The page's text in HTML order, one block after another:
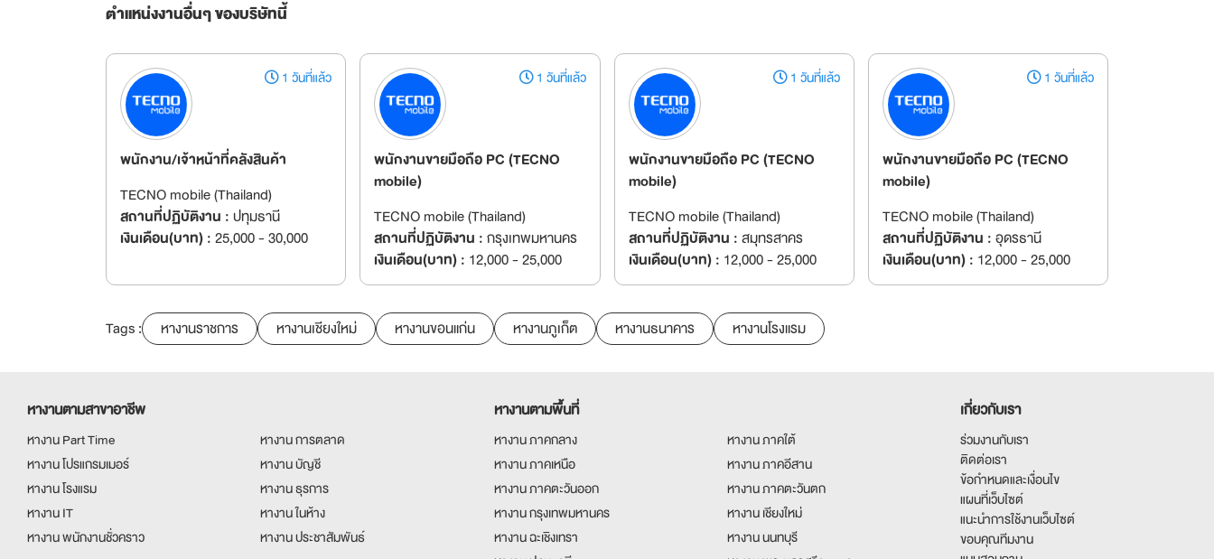
ตำแหน่งงานอื่นๆ ของบริษัทนี้
1 วันที่แล้ว
พนักงาน/เจ้าหน้าที่คลังสินค้า
TECNO mobile (Thailand)
สถานที่ปฏิบัติงาน :ปทุมธานี
เงินเดือน(บาท) :25,000 - 30,000
1 วันที่แล้ว
พนักงานขายมือถือ PC (TECNO
mobile)
TECNO mobile (Thailand)
สถานที่ปฏิบัติงาน :กรุงเทพมหานคร
เงินเดือน(บาท) : 12,000 - 25,000
1 วันที่แล้ว
พนักงานขายมือถือ PC (TECNO
mobile)
TECNO mobile (Thailand)
สถานที่ปฏิบัติงาน :สมุทรสาคร
เงินเดือน(บาท) : 12,000 - 25,000
1 วันที่แล้ว
พนักงานขายมือถือ PC (TECNO
mobile)
TECNO mobile (Thailand)
สถานที่ปฏิบัติงาน :อุดรธานี
เงินเดือน(บาท) : 12,000 - 25,000
Tags : หางานราชการ หางานเชียงใหม่ หางานขอนแก่น หางานภูเก็ต หางานธนาคาร หางานโรงแรม
หางานตามสาขาอาชีพ
หางาน Part Time
หางาน การตลาด
หางาน โปรแกรมเมอร์
หางาน บัญชี
หางาน โรงแรม
หางาน ธุรการ
หางาน IT
หางาน ในห้าง
หางาน พนักงานชั่วคราว
หางาน ประชาสัมพันธ์
หางานตามพื้นที่
หางาน ภาคกลาง
หางาน ภาคใต้
หางาน ภาคเหนือ
หางาน ภาคอีสาน
หางาน ภาคตะวันออก
หางาน ภาคตะวันตก
หางาน กรุงเทพมหานคร
หางาน เชียงใหม่
หางาน ฉะเชิงเทรา
หางาน นนทบุรี
เกี่ยวกับเรา
ร่วมงานกับเรา
ติดต่อเรา
ข้อกำหนดและเงื่อนไข
แผนที่เว็บไซต์
แนะนำการใช้งานเว็บไซต์
ขอบคุณทีมงาน